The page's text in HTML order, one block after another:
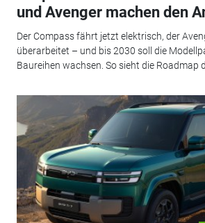
und Avenger machen den
Der Compass fährt jetzt elektrisch, der
überarbeitet – und bis 2030 soll die
Baureihen wachsen. So sieht die Roadmap